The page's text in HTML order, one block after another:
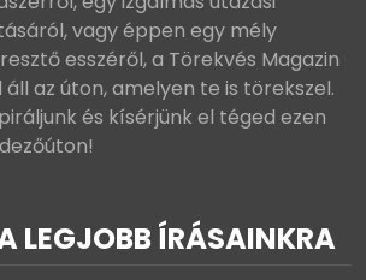
vagy éppen egy mély
esszéről, a Törekvés Magazin
az úton, amelyen te is törekszel.
és kísérjünk el téged ezen
LEGJOBB ÍRÁSAINKRA